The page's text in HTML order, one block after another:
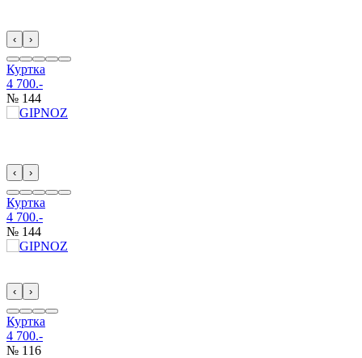
‹ ›
Куртка
4 700.-
№ 144
‹ ›
Куртка
4 700.-
№ 144
‹ ›
Куртка
4 700.-
№ 116